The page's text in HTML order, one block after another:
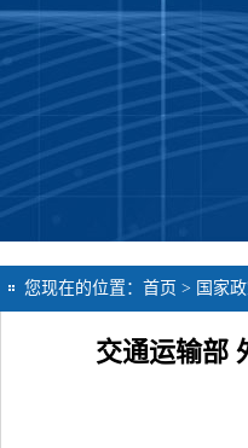
您现在的位置： 首页 > 国家
交通运输部